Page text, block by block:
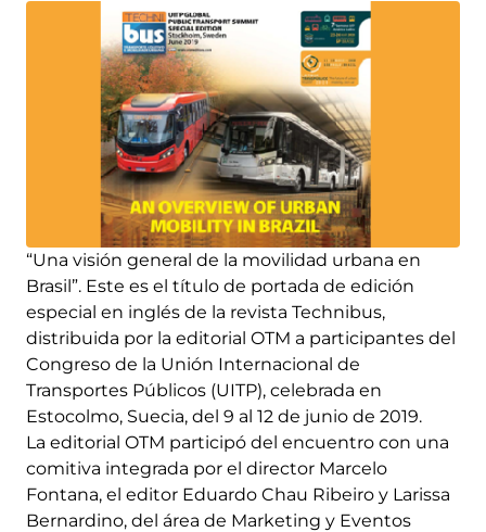
“Una visión general de la movilidad urbana en
Brasil”. Este es el título de portada de edición
especial en inglés de la revista Technibus,
distribuida por la editorial OTM a participantes del
Congreso de la Unión Internacional de
Transportes Públicos (UITP), celebrada en
Estocolmo, Suecia, del 9 al 12 de junio de 2019.
La editorial OTM participó del encuentro con una
comitiva integrada por el director Marcelo
Fontana, el editor Eduardo Chau Ribeiro y Larissa
Bernardino, del área de Marketing y Eventos